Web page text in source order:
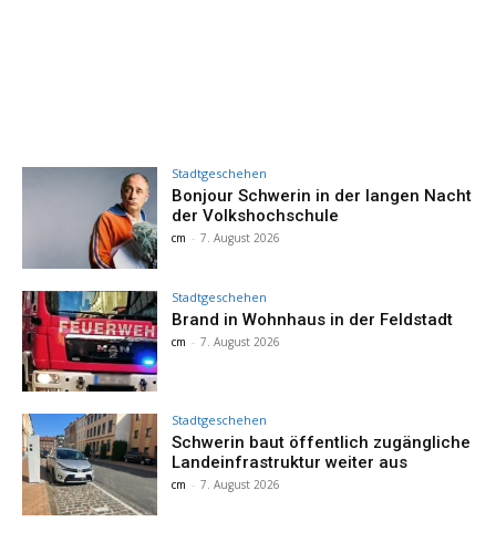
Stadtgeschehen
Bonjour Schwerin in der langen Nacht
der Volkshochschule
cm - 7. August 2026
Stadtgeschehen
Brand in Wohnhaus in der Feldstadt
cm - 7. August 2026
Stadtgeschehen
Schwerin baut öffentlich zugängliche
Landeinfrastruktur weiter aus
cm - 7. August 2026